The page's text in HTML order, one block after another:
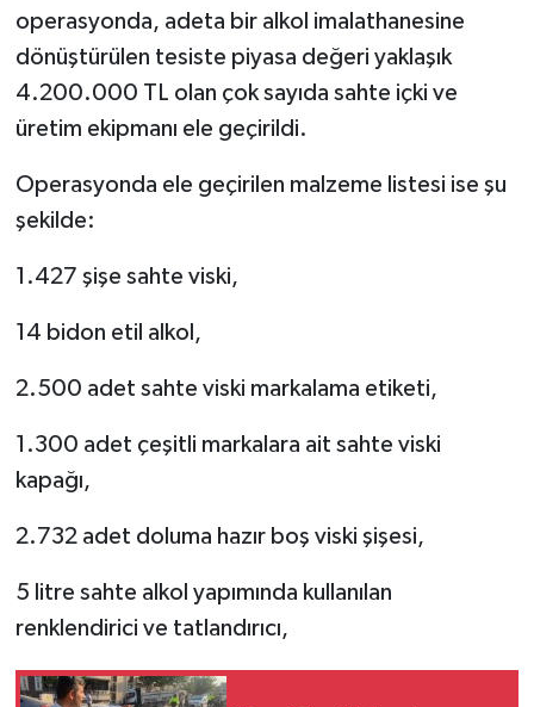
operasyonda, adeta bir alkol imalathanesine
dönüştürülen tesiste piyasa değeri yaklaşık
4.200.000 TL olan çok sayıda sahte içki ve
üretim ekipmanı ele geçirildi.
​Operasyonda ele geçirilen malzeme listesi ise şu
şekilde:
​1.427 şişe sahte viski,
​14 bidon etil alkol,
​2.500 adet sahte viski markalama etiketi,
​1.300 adet çeşitli markalara ait sahte viski
kapağı,
​2.732 adet doluma hazır boş viski şişesi,
​5 litre sahte alkol yapımında kullanılan
renklendirici ve tatlandırıcı,